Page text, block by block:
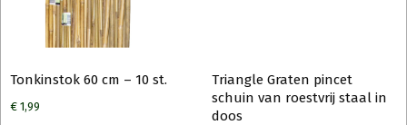
Tonkinstok 60 cm – 10 st.
€ 1,99
Triangle Graten pincet
schuin van roestvrij staal in
doos